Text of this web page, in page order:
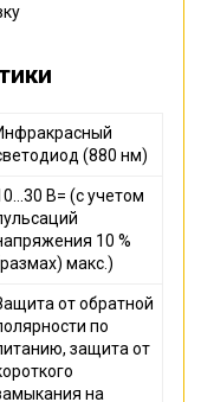
(880 нм)
В= (с учетом
10 %
макс.)
от обратной
по
защита от
на